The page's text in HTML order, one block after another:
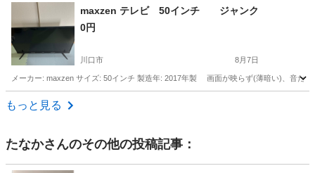
埼玉 川口市 望遠鏡、顕微鏡
maxzen テレビ 50インチ ジャンク
0円
川口市 8月7日
メーカー: maxzen サイズ: 50インチ 製造年: 2017年製 画面が映らず(薄暗い)、音だ
埼玉 川口市
もっと見る
たなかさんのその他の投稿記事：